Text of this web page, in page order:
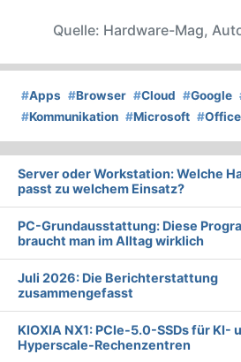
Quelle: Hardware-Mag,
#Apps #Browser #Cloud #Google
#Kommunikation #Microsoft #Office
Server oder Workstation: Welche
passt zu welchem Einsatz?
PC-Grundausstattung: Diese
braucht man im Alltag wirklich
Juli 2026: Die Bericht­erstattung
zusammengefasst
KIOXIA NX1: PCIe-5.0-SSDs für KI-
Hyperscale-Rechenzentren